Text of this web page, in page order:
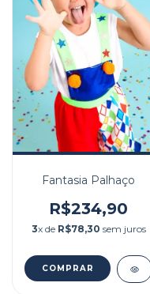
Fantasia Palhaço
R$234,90
3x de R$78,30 sem juros
COMPRAR